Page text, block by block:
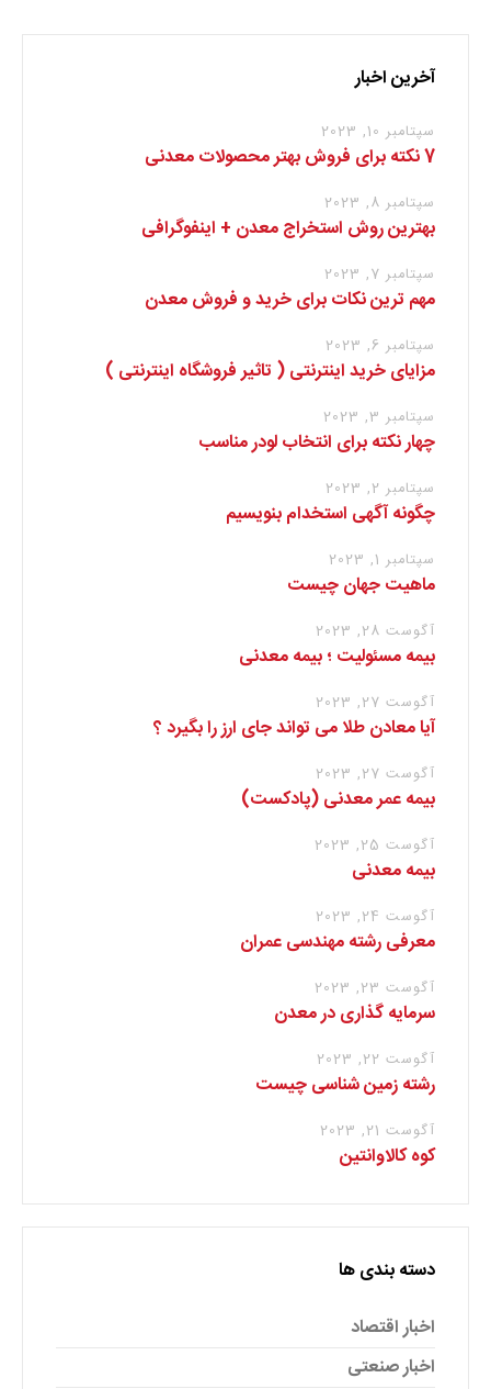
آخرین اخبار
سپتامبر 10, 2023
7 نکته برای فروش بهتر محصولات معدنی
سپتامبر 8, 2023
بهترین روش استخراج معدن + اینفوگرافی
سپتامبر 7, 2023
مهم ترین نکات برای خرید و فروش معدن
سپتامبر 6, 2023
مزایای خرید اینترنتی ( تاثیر فروشگاه اینترنتی )
سپتامبر 3, 2023
چهار نکته برای انتخاب لودر مناسب
سپتامبر 2, 2023
چگونه آگهی استخدام بنویسیم
سپتامبر 1, 2023
ماهیت جهان چیست
آگوست 28, 2023
بیمه مسئولیت ؛ بیمه معدنی
آگوست 27, 2023
آیا معادن طلا می تواند جای ارز را بگیرد ؟
آگوست 27, 2023
بیمه عمر معدنی (پادکست)
آگوست 25, 2023
بیمه معدنی
آگوست 24, 2023
معرفی رشته مهندسی عمران
آگوست 23, 2023
سرمایه گذاری در معدن
آگوست 22, 2023
رشته زمین شناسی چیست
آگوست 21, 2023
کوه کالاوانتین
دسته بندی ها
اخبار اقتصاد
اخبار صنعتی